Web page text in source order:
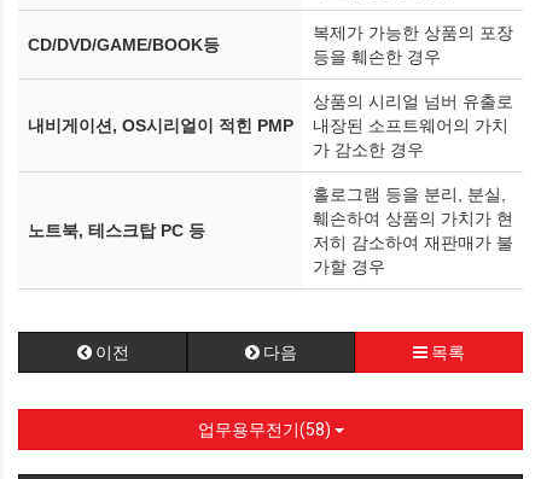
CD/DVD/GAME/BOOK등
복제가 가능한 상품의 포장
등을 훼손한 경우
내비게이션, OS시리얼이 적힌 PMP
상품의 시리얼 넘버 유출로
내장된 소프트웨어의 가치
가 감소한 경우
노트북, 테스크탑 PC 등
홀로그램 등을 분리, 분실,
훼손하여 상품의 가치가 현
저히 감소하여 재판매가 불
가할 경우
이전 다음 목록
업무용무전기(58)